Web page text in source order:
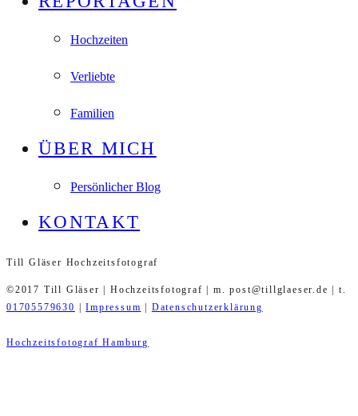
Hochzeiten
Verliebte
Familien
ÜBER MICH
Persönlicher Blog
KONTAKT
Till Gläser Hochzeitsfotograf
©2017 Till Gläser | Hochzeitsfotograf | m. post@tillglaeser.de | t.
01705579630 |Impressum | Datenschutzerklärung
Hochzeitsfotograf Hamburg